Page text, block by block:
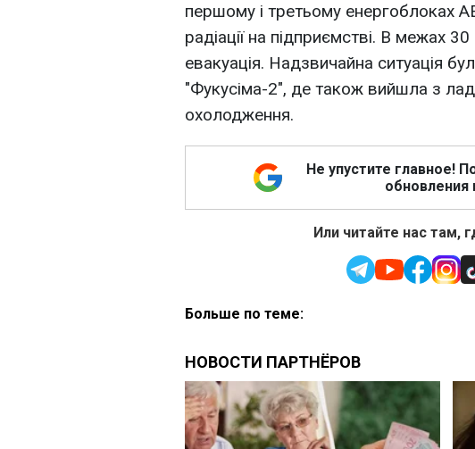
першому і третьому енергоблоках
радіації на підприємстві. В межах
евакуація. Надзвичайна ситуація
"Фукусіма-2", де також вийшла з
охолодження.
Не упустите главное!
обновления
Или читайте нас там,
Больше по теме: